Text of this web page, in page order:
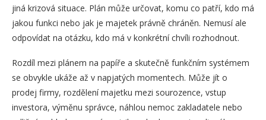
jiná krizová situace. Plán může určovat, komu co patří, kdo má
jakou funkci nebo jak je majetek právně chráněn. Nemusí ale
odpovídat na otázku, kdo má v konkrétní chvíli rozhodnout.
Rozdíl mezi plánem na papíře a skutečně funkčním systémem
se obvykle ukáže až v napjatých momentech. Může jít o
prodej firmy, rozdělení majetku mezi sourozence, vstup
investora, výměnu správce, náhlou nemoc zakladatele nebo